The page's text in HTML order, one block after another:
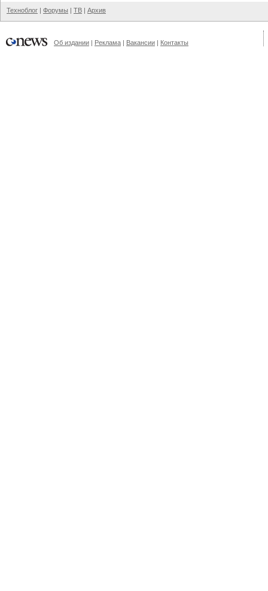
Техноблог | Форумы | ТВ | Архив
Об издании | Реклама | Вакансии | Контакты